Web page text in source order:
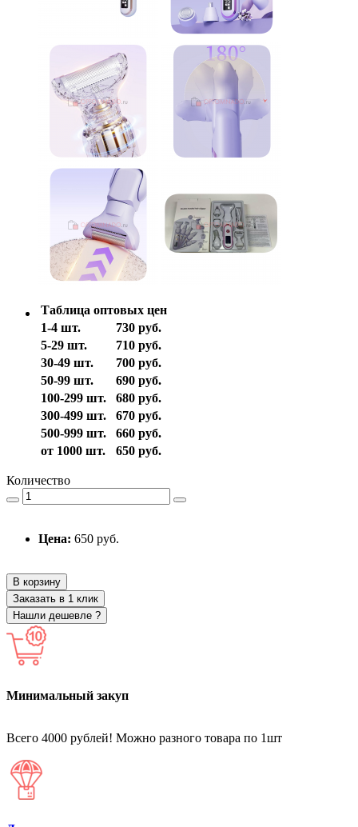
Таблица оптовых цен
1-4 шт.
730 руб.
5-29 шт.
710 руб.
30-49 шт.
700 руб.
50-99 шт.
690 руб.
100-299 шт.
680 руб.
300-499 шт.
670 руб.
500-999 шт.
660 руб.
от 1000 шт.
650 руб.
Количество
Цена: 650 руб.
В корзину
Заказать в 1 клик
Нашли дешевле ?
Минимальный закуп
Всего 4000 рублей! Можно разного товара по 1шт